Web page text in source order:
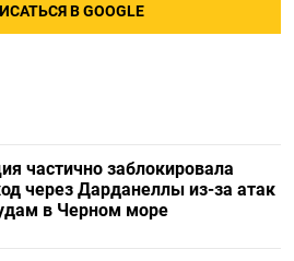
В GOOGLE
частично заблокировала
через Дарданеллы из-за атак
в Черном море